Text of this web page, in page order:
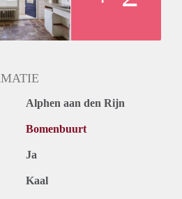
Alphen aan den Rijn
Bomenbuurt
Ja
Kaal